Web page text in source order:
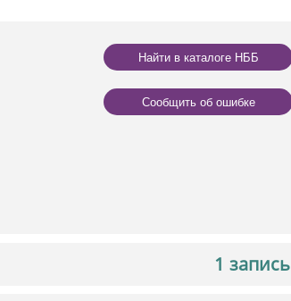
Найти в каталоге НББ
Сообщить об ошибке
1 запись